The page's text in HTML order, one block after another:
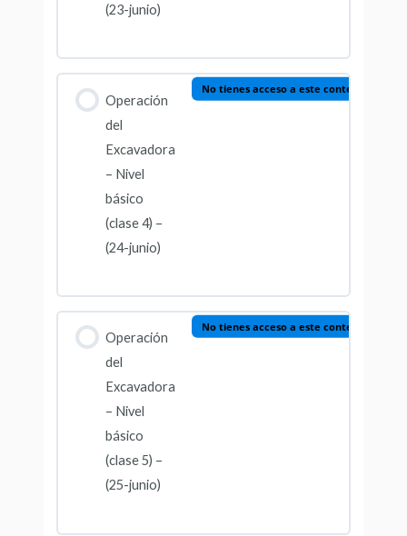
(23-junio)
Operación
del
Excavadora
– Nivel
básico
(clase 4) –
(24-junio)
No tienes acceso a este contenido
Operación
del
Excavadora
– Nivel
básico
(clase 5) –
(25-junio)
No tienes acceso a este contenido